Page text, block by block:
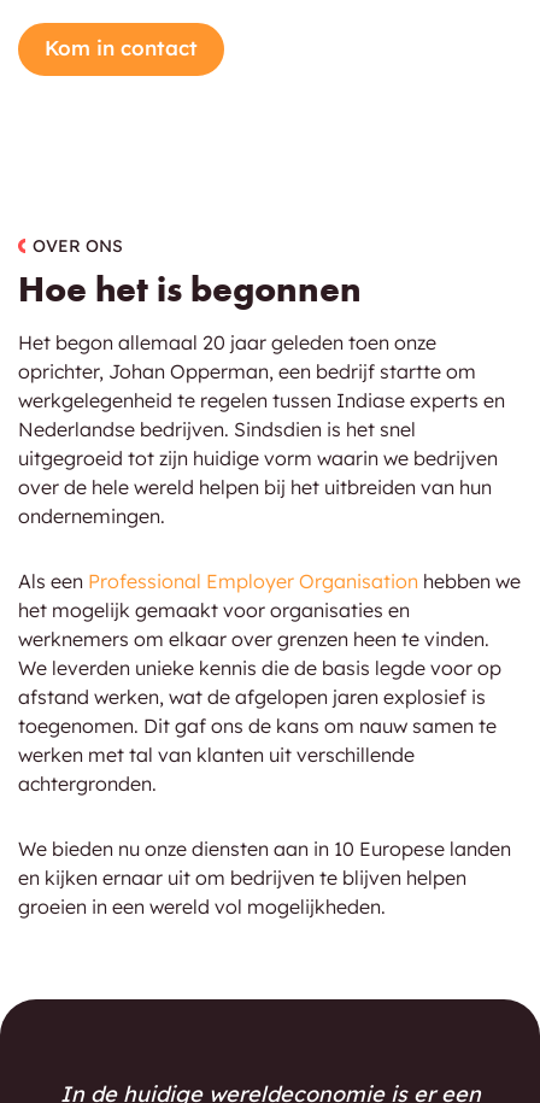
Kom in contact
OVER ONS
Hoe het is begonnen
Het begon allemaal 20 jaar geleden toen onze
oprichter, Johan Opperman, een bedrijf startte om
werkgelegenheid te regelen tussen Indiase experts en
Nederlandse bedrijven. Sindsdien is het snel
uitgegroeid tot zijn huidige vorm waarin we bedrijven
over de hele wereld helpen bij het uitbreiden van hun
ondernemingen.
Als een Professional Employer Organisation hebben we
het mogelijk gemaakt voor organisaties en
werknemers om elkaar over grenzen heen te vinden.
We leverden unieke kennis die de basis legde voor op
afstand werken, wat de afgelopen jaren explosief is
toegenomen. Dit gaf ons de kans om nauw samen te
werken met tal van klanten uit verschillende
achtergronden.
We bieden nu onze diensten aan in 10 Europese landen
en kijken ernaar uit om bedrijven te blijven helpen
groeien in een wereld vol mogelijkheden.
In de huidige wereldeconomie is er een